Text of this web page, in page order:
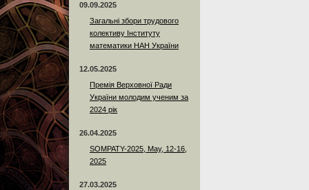
09.09.2025
Загальні збори трудового
колективу Інституту
математики НАН України
12.05.2025
Премія Верховної Ради
України молодим ученим за
2024 рік
26.04.2025
SOMPATY-2025, May, 12-16,
2025
27.03.2025